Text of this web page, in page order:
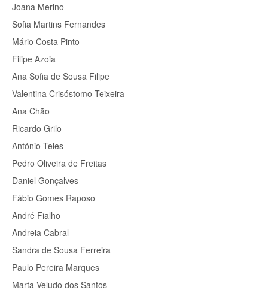
Joana Merino
Sofia Martins Fernandes
Mário Costa Pinto
Filipe Azoia
Ana Sofia de Sousa Filipe
Valentina Crisóstomo Teixeira
Ana Chão
Ricardo Grilo
António Teles
Pedro Oliveira de Freitas
Daniel Gonçalves
Fábio Gomes Raposo
André Fialho
Andreia Cabral
Sandra de Sousa Ferreira
Paulo Pereira Marques
Marta Veludo dos Santos